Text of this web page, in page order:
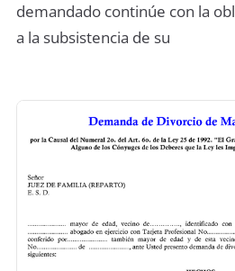
demandado continúe con la
a la subsistencia de su